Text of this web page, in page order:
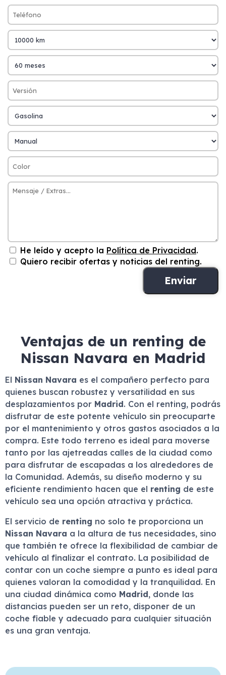
He leído y acepto la Política de Privacidad.
Quiero recibir ofertas y noticias del renting.
Ventajas de un renting de
Nissan Navara en Madrid
El Nissan Navara es el compañero perfecto para
quienes buscan robustez y versatilidad en sus
desplazamientos por Madrid. Con el renting, podrás
disfrutar de este potente vehículo sin preocuparte
por el mantenimiento y otros gastos asociados a la
compra. Este todo terreno es ideal para moverse
tanto por las ajetreadas calles de la ciudad como
para disfrutar de escapadas a los alrededores de
la Comunidad. Además, su diseño moderno y su
eficiente rendimiento hacen que el renting de este
vehículo sea una opción atractiva y práctica.
El servicio de renting no solo te proporciona un
Nissan Navara a la altura de tus necesidades, sino
que también te ofrece la flexibilidad de cambiar de
vehículo al finalizar el contrato. La posibilidad de
contar con un coche siempre a punto es ideal para
quienes valoran la comodidad y la tranquilidad. En
una ciudad dinámica como Madrid, donde las
distancias pueden ser un reto, disponer de un
coche fiable y adecuado para cualquier situación
es una gran ventaja.